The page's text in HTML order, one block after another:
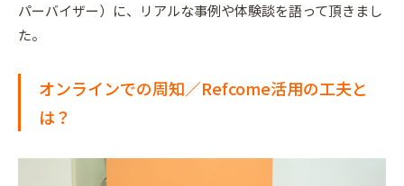
パーバイザー）に、リアルな事例や体験談を語って頂きまし
た。
オンラインでの周知／Refcome活用の工夫と
は？